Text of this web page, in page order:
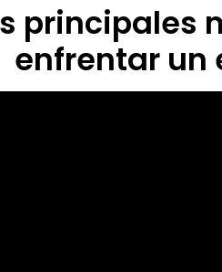
principales
enfrentar un